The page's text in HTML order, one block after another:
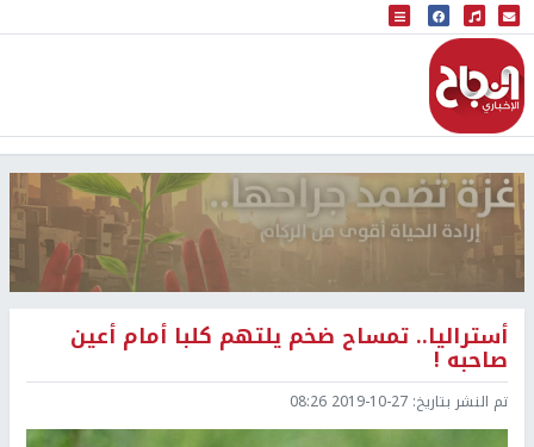
البث المباشر
إذاعة النجاح
أستراليا.. تمساح ضخم يلتهم كلبا أمام أعين
صاحبه !
تم النشر بتاريخ: 2019-10-27 08:26